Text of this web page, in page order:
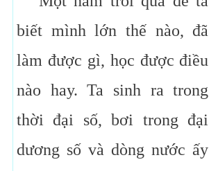
biết mình lớn thế nào, đã
làm được gì, học được điều
nào hay. Ta sinh ra trong
thời đại số, bơi trong đại
dương số và dòng nước ấy